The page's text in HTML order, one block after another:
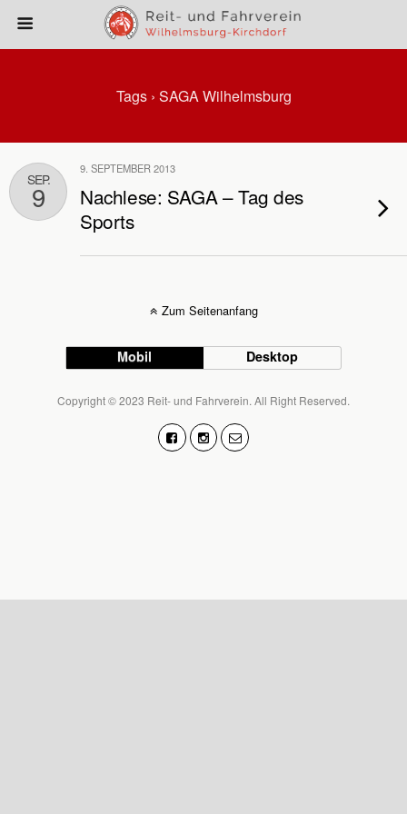
Tags › SAGA Wilhelmsburg
SEP.
9
9. SEPTEMBER 2013
Nachlese: SAGA – Tag des
Sports
Zum Seitenanfang
Mobil Desktop
Copyright © 2023 Reit- und Fahrverein. All Right Reserved.